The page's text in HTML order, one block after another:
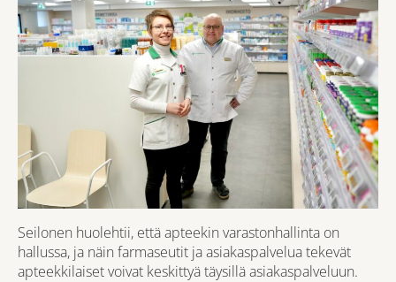
Seilonen huolehtii, että apteekin varastonhallinta on
hallussa, ja näin farmaseutit ja asiakaspalvelua tekevät
apteekkilaiset voivat keskittyä täysillä asiakaspalveluun.